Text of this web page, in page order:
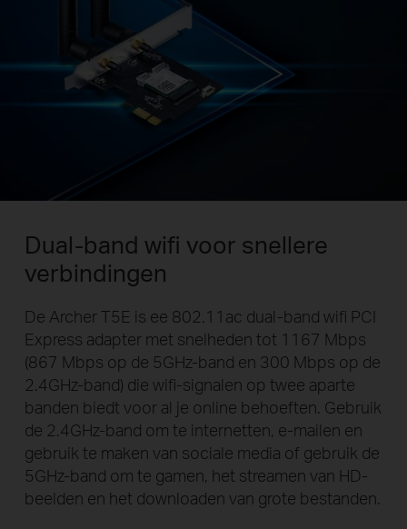
Dual-band wifi voor snellere
verbindingen
De Archer T5E is ee 802.11ac dual-band wifi PCI
Express adapter met snelheden tot 1167 Mbps
(867 Mbps op de 5GHz-band en 300 Mbps op de
2.4GHz-band) die wifi-signalen op twee aparte
banden biedt voor al je online behoeften. Gebruik
de 2.4GHz-band om te internetten, e-mailen en
gebruik te maken van sociale media of gebruik de
5GHz-band om te gamen, het streamen van HD-
beelden en het downloaden van grote bestanden.